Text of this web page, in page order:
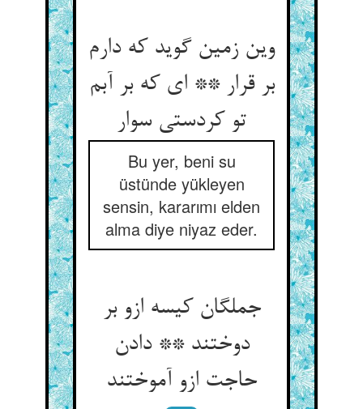
وین زمین گوید که دارم
بر قرار ** ای که بر آبم
تو کردستی سوار
Bu yer, beni su
üstünde yükleyen
sensin, kararımı elden
alma diye niyaz eder.
جملگان کیسه ازو بر
دوختند ** دادن
حاجت ازو آموختند